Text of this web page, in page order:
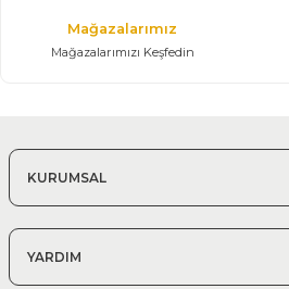
Mağazalarımız
Mağazalarımızı Keşfedin
KURUMSAL
YARDIM